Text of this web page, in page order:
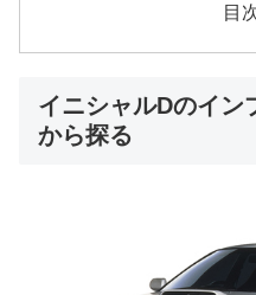
目
イニシャルDのイン
から探る